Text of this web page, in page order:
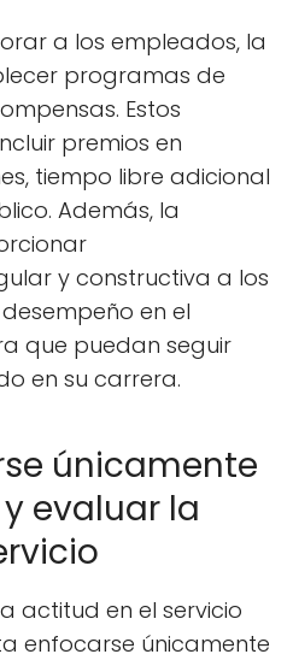
a los empleados, la
programas de
Estos
premios en
tiempo libre adicional
Además, la
y constructiva a los
en el
que puedan seguir
en su carrera.
únicamente
evaluar la
actitud en el servicio
enfocarse únicamente